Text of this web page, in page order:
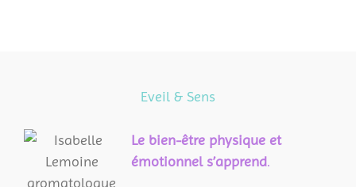
Eveil & Sens
Le bien-être physique et
émotionnel s’apprend.